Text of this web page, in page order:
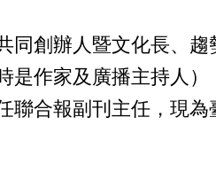
同創辦人暨文化長、趨
是作家及廣播主持人）
聯合報副刊主任，現為